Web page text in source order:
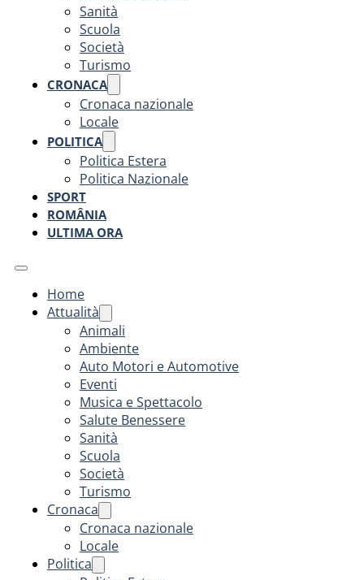
Sanità
Scuola
Società
Turismo
CRONACA
Cronaca nazionale
Locale
POLITICA
Politica Estera
Politica Nazionale
SPORT
ROMÂNIA
ULTIMA ORA
Home
Attualità
Animali
Ambiente
Auto Motori e Automotive
Eventi
Musica e Spettacolo
Salute Benessere
Sanità
Scuola
Società
Turismo
Cronaca
Cronaca nazionale
Locale
Politica